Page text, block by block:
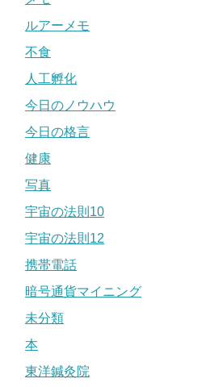
ルアーメモ
不食
人工孵化
今日のノウハウ
今日の格言
健康
写真
宇宙の法則10
宇宙の法則12
携帯電話
暗号通貨マイニング
未分類
本
東洋鍼灸院